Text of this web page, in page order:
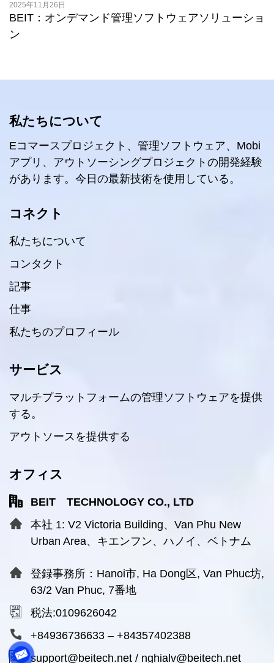
BEIT：オンデマンド管理ソフトウェアソリューショ
ン
2025年11月26日
私たちについて
Eコマースプロジェクト、管理ソフトウェア、Mobi
アプリ、アウトソーシングプロジェクトの開発経験
があります。今日の最新技術を使用している。
コネクト
私たちについて
コンタクト
記事
仕事
私たちのプロフィール
サービス
マルチプラットフォームの管理ソフトウェアを提供
する。
アウトソースを提供する
オフィス
BEIT TECHNOLOGY CO., LTD
本社 1: V2 Victoria Building、Van Phu New
Urban Area、キエンフン、ハノイ、ベトナム
登録事務所：Hanoi市, Ha Dong区, Van Phuc坊,
63/2 Van Phuc, 7番地
税法:0109626042
+84936736633 – +84357402388
support@beitech.net / nghialv@beitech.net